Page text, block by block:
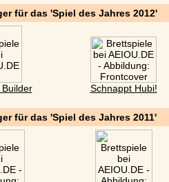
für das 'Spiel des Jahres 2012'
Schnappt Hubi!
für das 'Spiel des Jahres 2011'